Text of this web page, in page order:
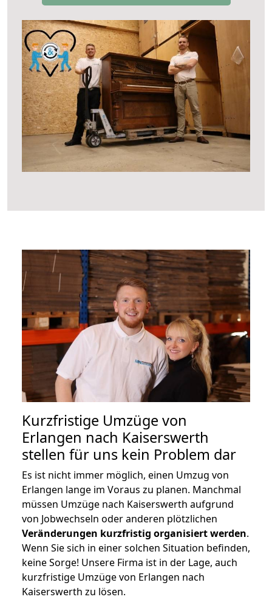
Kurzfristige Umzüge von
Erlangen nach Kaiserswerth
stellen für uns kein Problem dar
Es ist nicht immer möglich, einen Umzug von
Erlangen lange im Voraus zu planen. Manchmal
müssen Umzüge nach Kaiserswerth aufgrund
von Jobwechseln oder anderen plötzlichen
Veränderungen kurzfristig organisiert werden.
Wenn Sie sich in einer solchen Situation befinden,
keine Sorge! Unsere Firma ist in der Lage, auch
kurzfristige Umzüge von Erlangen nach
Kaiserswerth zu lösen.